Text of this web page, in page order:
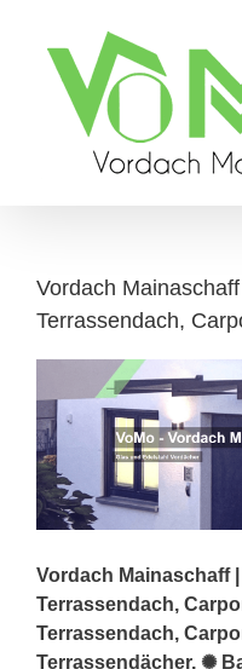
content
Vordach
Terrassendach,
Vordach Mainaschaff
Terrassendach,
Terrassendach,
Terrassendächer, ✺